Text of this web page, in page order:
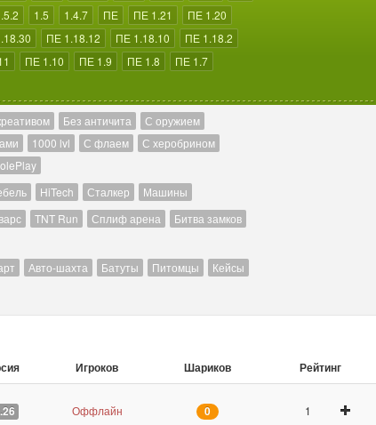
1.5 1.4.7 ПЕ ПЕ 1.21
ПЕ 1.20
ПЕ 1.18.12 ПЕ 1.18.10
ПЕ 1.18.2
ПЕ 1.10 ПЕ 1.9 ПЕ 1.8
ПЕ 1.7
Без античита
С оружием
1000 lvl С флаем
С херобрином
HiTech Сталкер
Машины
TNT Run Сплиф арена
Битва замков
Авто-шахта Батуты Питомцы
Кейсы
Игроков Шариков Рейтинг
Оффлайн 0 1